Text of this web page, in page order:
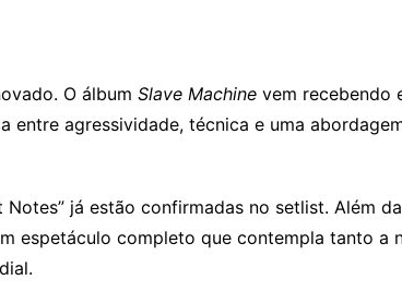
O álbum Slave Machine vem recebendo
agressividade, técnica e uma
Notes” já estão confirmadas no setlist. Além
espetáculo completo que contempla tanto a